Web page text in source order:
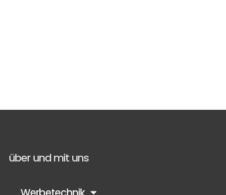
über und mit uns